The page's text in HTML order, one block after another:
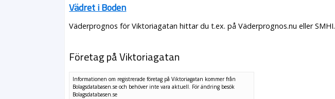
Vädret i Boden
Väderprognos för Viktoriagatan hittar du t.ex. på Väderprognos.nu eller SMHI.
Företag på Viktoriagatan
Informationen om registrerade företag på Viktoriagatan kommer från
Bolagsdatabasen.se och behöver inte vara aktuell. För ändring besök
Bolagsdatabasen.se